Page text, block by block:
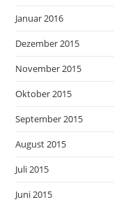
Januar 2016
Dezember 2015
November 2015
Oktober 2015
September 2015
August 2015
Juli 2015
Juni 2015